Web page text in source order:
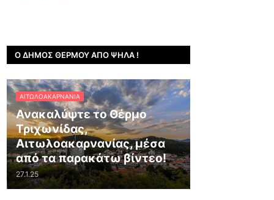
Ο ΔΉΜΟΣ ΘΈΡΜΟΥ ΑΠΌ ΨΗΛΆ !
ΑΙΤΩΛΟΑΚΑΡΝΑΝΊΑ
Ανακαλύψτε το Θέρμο
Τριχωνίδας,
Αιτωλοακαρνανίας, μέσα
από τα παρακάτω βίντεο!
27.1.25